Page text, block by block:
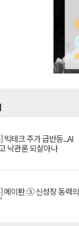
빅테크 주가 급반등...AI
낙관론 되살아나
메이퇀 ③ 신성장 동력의